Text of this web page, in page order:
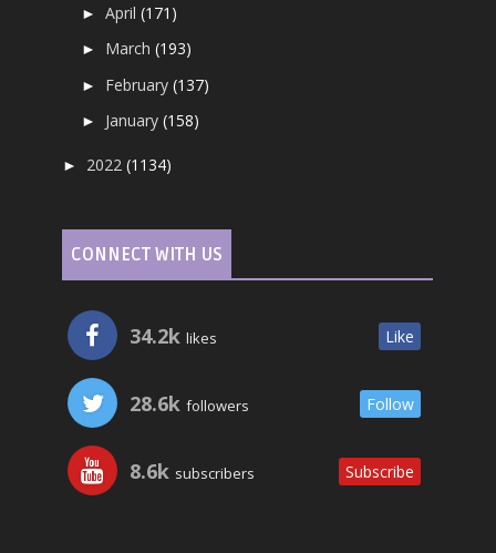
►April(171)
► March(193)
► February(137)
► January(158)
► 2022(1134)
CONNECT WITH US
34.2k likes Like
28.6k followers Follow
8.6k subscribers Subscribe